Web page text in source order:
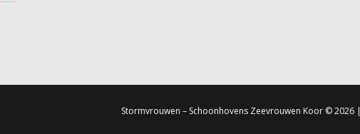
Stormvrouwen – Schoonhovens Zeevrouwen Koor© 2026 |